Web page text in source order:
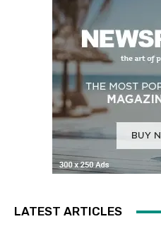
LATEST ARTICLES